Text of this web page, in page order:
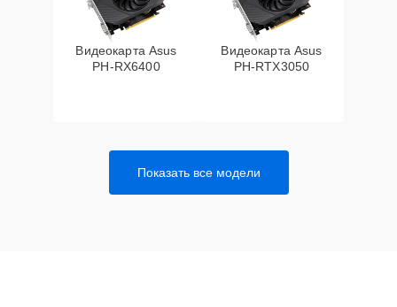
Видеокарта Asus
PH-RX6400
Видеокарта Asus
PH-RTX3050
Показать все модели